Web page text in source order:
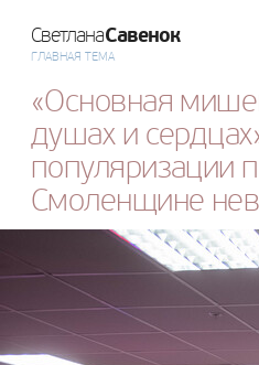
СветланаСавенок
ГЛАВНАЯ ТЕМА
«Основная
душах и
популяризации
Смоленщине